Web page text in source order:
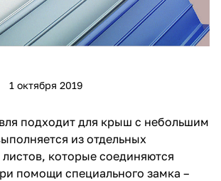
1 октября 2019
подходит для крыш с небольшим
из отдельных
которые соединяются
помощи специального замка –